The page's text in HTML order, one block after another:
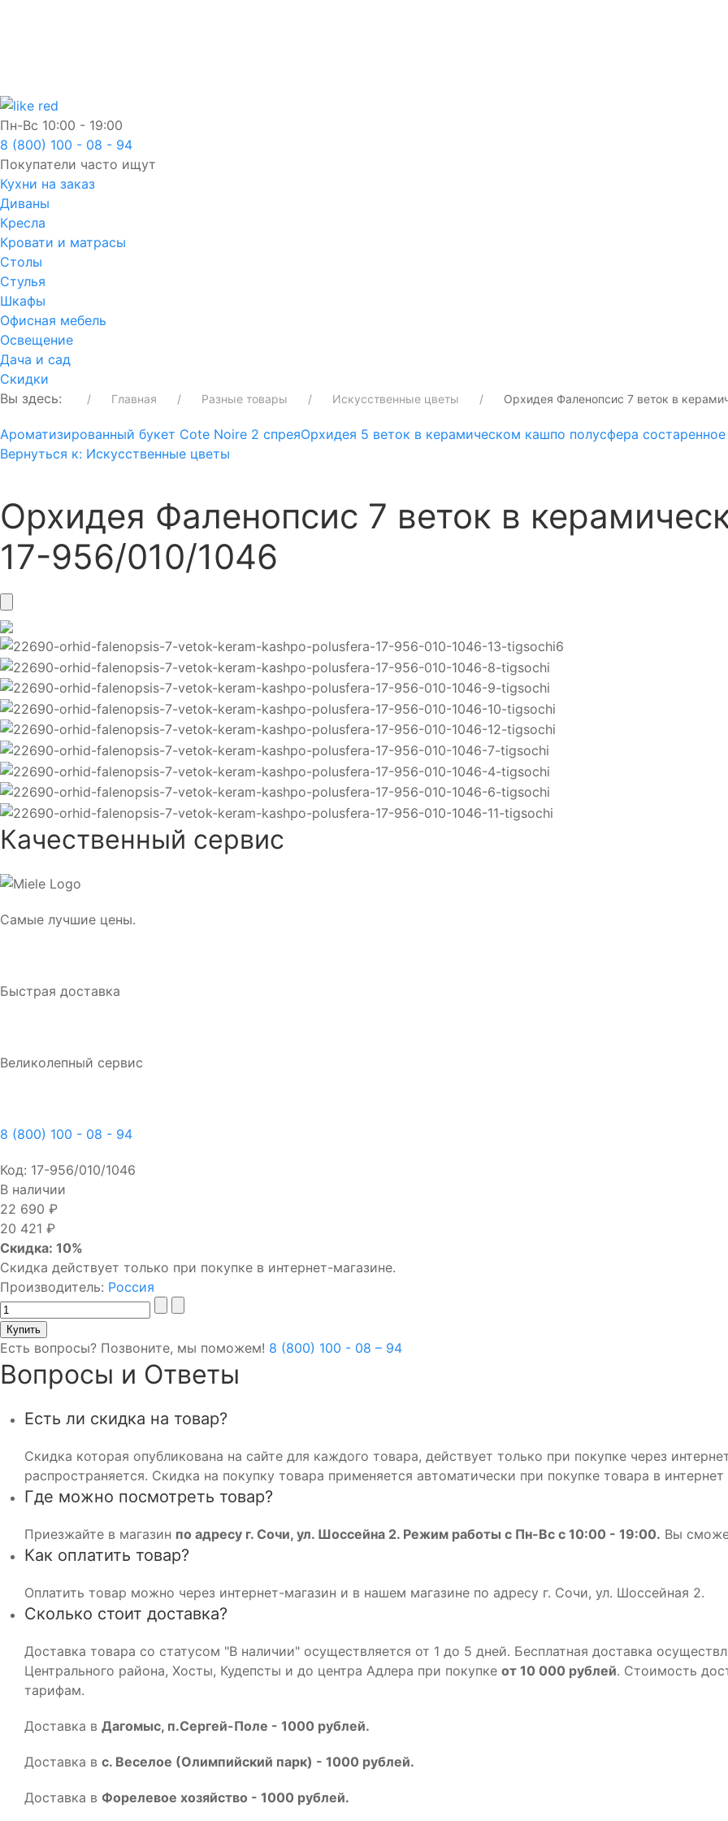
Пн-Вс 10:00 - 19:00
8 (800) 100 - 08 - 94
Покупатели часто ищут
Кухни на заказ
Диваны
Кресла
Кровати и матрасы
Столы
Стулья
Шкафы
Офисная мебель
Освещение
Дача и сад
Скидки
Вы здесь:
Главная Разные товары Искусственные цветы Орхидея Фаленопсис 7 веток в
Ароматизированный букет Cote Noire 2 спреяОрхидея 5 веток в керамическом кашпо полусфера
Вернуться к: Искусственные цветы
Орхидея Фаленопсис 7 веток в
17-956/010/1046
Качественный сервис
Самые лучшие цены.
Быстрая доставка
Великолепный сервис
8 (800) 100 - 08 - 94
Код: 17-956/010/1046
В наличии
22 690 ₽
20 421 ₽
Скидка: 10%
Скидка действует только при покупке в интернет-магазине.
Производитель: Россия
Есть вопросы? Позвоните, мы поможем! 8 (800) 100 - 08 – 94
Вопросы и Ответы
Есть ли скидка на товар?
Скидка которая опубликована на сайте для каждого товара, действует только при покупке через
распространяется. Скидка на покупку товара применяется автоматически при покупке товара в интернет
Где можно посмотреть товар?
Приезжайте в магазин по адресу г. Сочи, ул. Шоссейна 2. Режим работы с Пн-Вс с 10:00 - 19:00. Вы
Как оплатить товар?
Оплатить товар можно через интернет-магазин и в нашем магазине по адресу г. Сочи, ул. Шоссейная 2.
Сколько стоит доставка?
Доставка товара со статусом "В наличии" осуществляется от 1 до 5 дней. Бесплатная доставка
Центрального района, Хосты, Кудепсты и до центра Адлера при покупке от 10 000 рублей. Стоимость
тарифам.
Доставка в Дагомыс, п.Сергей-Поле - 1000 рублей.
Доставка в с. Веселое (Олимпийский парк) - 1000 рублей.
Доставка в Форелевое хозяйство - 1000 рублей.